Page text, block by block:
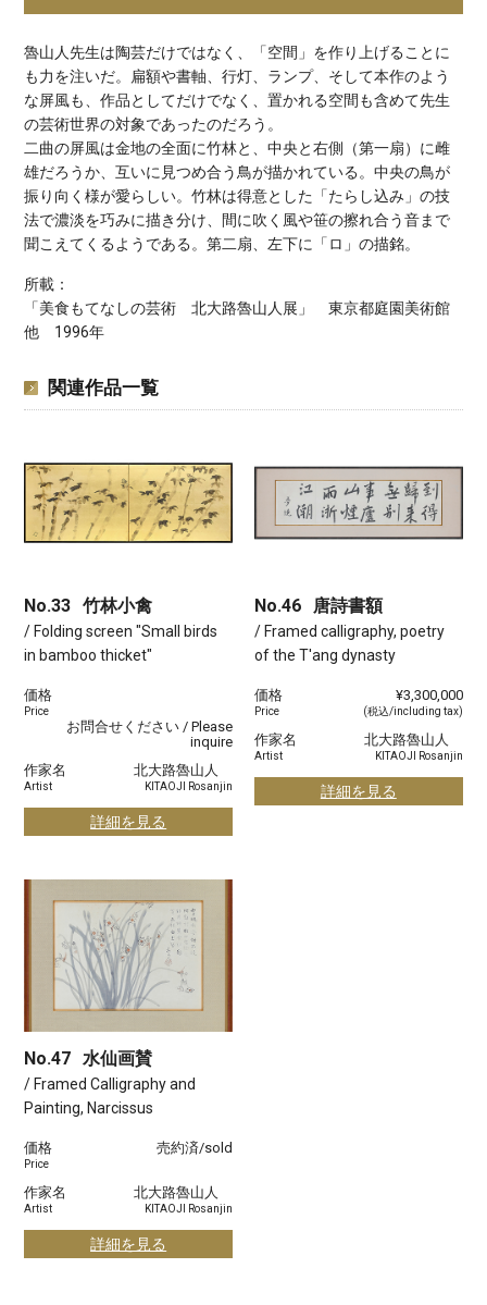
魯山人先生は陶芸だけではなく、「空間」を作り上げることに
も力を注いだ。扁額や書軸、行灯、ランプ、そして本作のよう
な屏風も、作品としてだけでなく、置かれる空間も含めて先生
の芸術世界の対象であったのだろう。
二曲の屏風は金地の全面に竹林と、中央と右側（第一扇）に雌
雄だろうか、互いに見つめ合う鳥が描かれている。中央の鳥が
振り向く様が愛らしい。竹林は得意とした「たらし込み」の技
法で濃淡を巧みに描き分け、間に吹く風や笹の擦れ合う音まで
聞こえてくるようである。第二扇、左下に「ロ」の描銘。
所載：
「美食もてなしの芸術 北大路魯山人展」 東京都庭園美術館
他 1996年
関連作品一覧
No.33 竹林小禽
/ Folding screen "Small birds
in bamboo thicket"
価格
Price
お問合せください / Please
inquire
作家名
Artist
北大路魯山人
KITAOJI Rosanjin
詳細を見る
No.46 唐詩書額
/ Framed calligraphy, poetry
of the T'ang dynasty
価格
Price
¥3,300,000
(税込/including tax)
作家名
Artist
北大路魯山人
KITAOJI Rosanjin
詳細を見る
No.47 水仙画賛
/ Framed Calligraphy and
Painting, Narcissus
価格
Price
売約済/sold
作家名
Artist
北大路魯山人
KITAOJI Rosanjin
詳細を見る